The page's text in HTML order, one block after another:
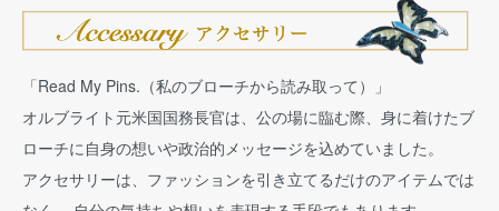
「Read My Pins.（私のブローチから読み取って）」
オルブライト元米国国務長官は、公の場に臨む際、身に着けたブ
ローチに自身の想いや政治的メッセージを込めていました。
アクセサリーは、ファッションを引き立てるだけのアイテムでは